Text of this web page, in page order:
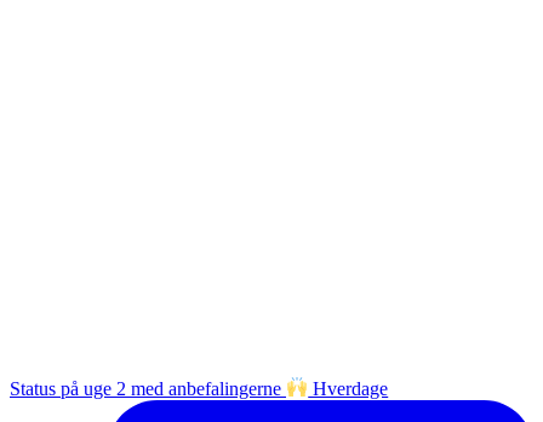
Status på uge 2 med anbefalingerne Hverdage